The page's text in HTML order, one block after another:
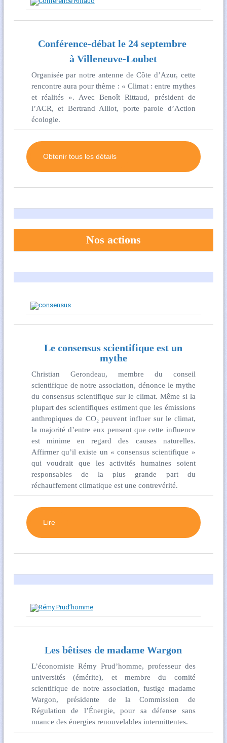
Conférence-débat le 24 septembre
à Villeneuve-Loubet
Organisée par notre antenne de Côte d’Azur, cette
rencontre aura pour thème : « Climat : entre mythes
et réalités ». Avec Benoît Rittaud, président de
l’ACR, et Bertrand Alliot, porte parole d’Action
écologie.
Obtenir tous les détails
Nos actions
Le consensus scientifique est un
mythe
Christian Gerondeau, membre du conseil
scientifique de notre association, dénonce le mythe
du consensus scientifique sur le climat. Même si la
plupart des scientifiques estiment que les émissions
anthropiques de CO₂ peuvent influer sur le climat,
la majorité d’entre eux pensent que cette influence
est minime en regard des causes naturelles.
Affirmer qu’il existe un « consensus scientifique »
qui voudrait que les activités humaines soient
responsables de la plus grande part du
réchauffement climatique est une contrevérité.
Lire
Les bêtises de madame Wargon
L’économiste Rémy Prud’homme, professeur des
universités (émérite), et membre du comité
scientifique de notre association, fustige madame
Wargon, présidente de la Commission de
Régulation de l’Énergie, pour sa défense sans
nuance des énergies renouvelables intermittentes.